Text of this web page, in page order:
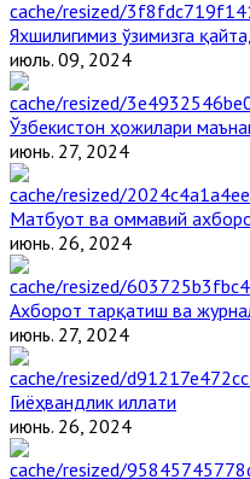
Яхшилигимиз ўзимизга
июль. 09, 2024
Ўзбекистон ҳожилари
июнь. 27, 2024
Матбуот ва оммавий
июнь. 26, 2024
Ахборот тарқатиш ва
июнь. 27, 2024
Гиёҳвандлик иллати
июнь. 26, 2024